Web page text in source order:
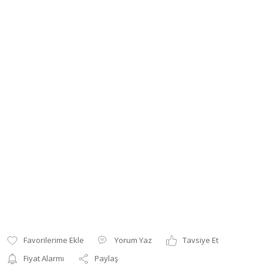
Yorum Yaz
Tavsiye Et
Fiyat Alarmı
Paylaş